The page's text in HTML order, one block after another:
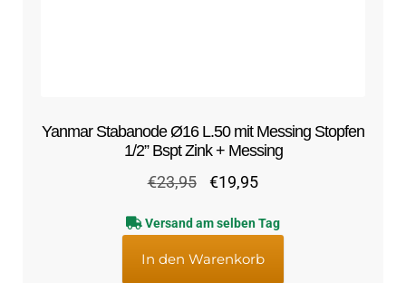
Yanmar Stabanode Ø16 L.50 mit Messing Stopfen
1/2” Bspt Zink + Messing
€23,95
Ursprünglicher
war:
€23,95
€19,95Aktueller
ist:
€19,95.
Versand am selben Tag
In den Warenkorb